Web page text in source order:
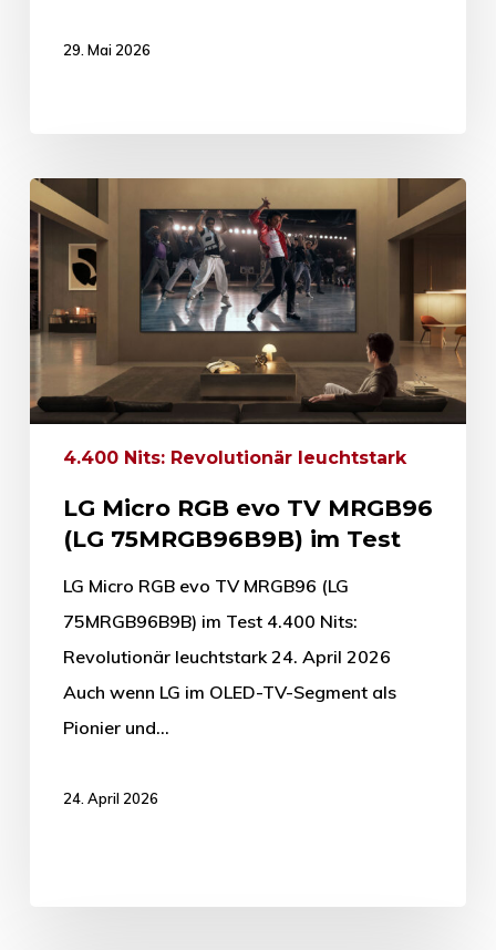
29. Mai 2026
4.400 Nits: Revolutionär leuchtstark
LG Micro RGB evo TV MRGB96
(LG 75MRGB96B9B) im Test
LG Micro RGB evo TV MRGB96 (LG
75MRGB96B9B) im Test 4.400 Nits:
Revolutionär leuchtstark 24. April 2026
Auch wenn LG im OLED-TV-Segment als
Pionier und…
24. April 2026